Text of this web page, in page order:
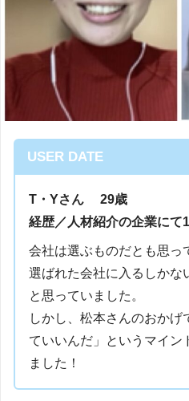
USER DATE
T・Yさん 29歳
経歴／ 人材紹介の企業にて
会社は選ぶものだとも思っ
選ばれた会社に入るしかな
と思っていました。
しかし、松本さんのおかげ
ていいんだ」というマイン
ました！